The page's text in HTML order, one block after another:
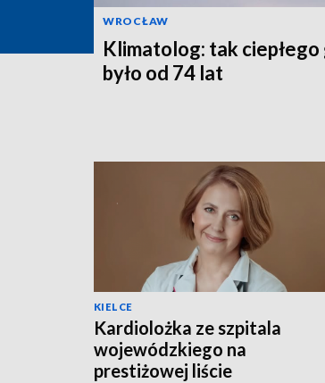
WROCŁAW
Klimatolog: tak ciepłego
było od 74 lat
KIELCE
Kardiolożka ze szpitala
wojewódzkiego na
prestiżowej liście